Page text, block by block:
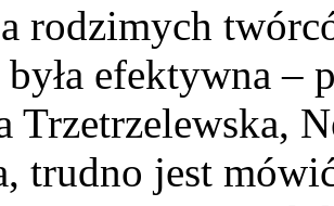
rodzimych
efektywna
Trzetrzelewska,
trudno jest